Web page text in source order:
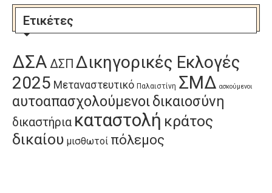
Ετικέτες
ΔΣΑ ΔΣΠ Δικηγορικές Εκλογές
2025 Μεταναστευτικό Παλαιστίνη ΣΜΔ ασκούμενοι
αυτοαπασχολούμενοιδικαιοσύνη
δικαστήρια καταστολή κράτος
δικαίου μισθωτοί πόλεμος